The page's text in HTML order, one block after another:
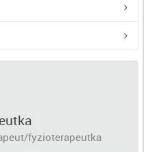
fyzioterapeutka